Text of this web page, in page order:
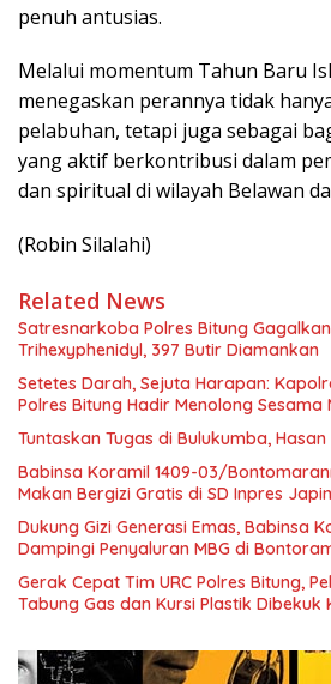
penuh antusias.
Melalui momentum Tahun Baru
menegaskan perannya tidak
pelabuhan, tetapi juga sebagai
yang aktif berkontribusi dalam
dan spiritual di wilayah Belawan
(Robin Silalahi)
Related News
Satresnarkoba Polres Bitung
Trihexyphenidyl, 397 Butir Diamankan
Setetes Darah, Sejuta Harapan:
Polres Bitung Hadir Menolong Sesama
Tuntaskan Tugas di Bulukumba,
Babinsa Koramil 1409-03/
Makan Bergizi Gratis di SD Inpres
Dukung Gizi Generasi Emas, Babinsa
Dampingi Penyaluran MBG di
Gerak Cepat Tim URC Polres Bitung,
Tabung Gas dan Kursi Plastik